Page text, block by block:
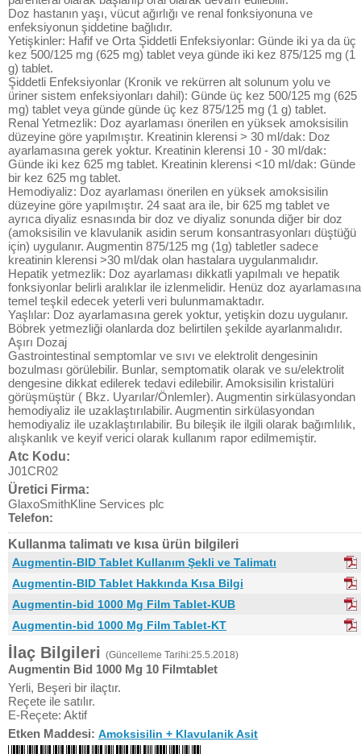
Doz hastanın yaşı, vücut ağırlığı ve renal fonksiyonuna ve
enfeksiyonun şiddetine bağlıdır.
Yetişkinler: Hafif ve Orta Şiddetli Enfeksiyonlar: Günde iki ya da üç
kez 500/125 mg (625 mg) tablet veya günde iki kez 875/125 mg (1
g) tablet.
Şiddetli Enfeksiyonlar (Kronik ve rekürren alt solunum yolu ve
üriner sistem enfeksiyonları dahil): Günde üç kez 500/125 mg (625
mg) tablet veya günde günde üç kez 875/125 mg (1 g) tablet.
Renal Yetmezlik: Doz ayarlaması önerilen en yüksek amoksisilin
düzeyine göre yapılmıştır. Kreatinin klerensi > 30 ml/dak: Doz
ayarlamasına gerek yoktur. Kreatinin klerensi 10 - 30 ml/dak:
Günde iki kez 625 mg tablet. Kreatinin klerensi <10 ml/dak: Günde
bir kez 625 mg tablet.
Hemodiyaliz: Doz ayarlaması önerilen en yüksek amoksisilin
düzeyine göre yapılmıştır. 24 saat ara ile, bir 625 mg tablet ve
ayrıca diyaliz esnasında bir doz ve diyaliz sonunda diğer bir doz
(amoksisilin ve klavulanik asidin serum konsantrasyonları düştüğü
için) uygulanır. Augmentin 875/125 mg (1g) tabletler sadece
kreatinin klerensi >30 ml/dak olan hastalara uygulanmalıdır.
Hepatik yetmezlik: Doz ayarlaması dikkatli yapılmalı ve hepatik
fonksiyonlar belirli aralıklar ile izlenmelidir. Henüz doz ayarlamasına
temel teşkil edecek yeterli veri bulunmamaktadır.
Yaşlılar: Doz ayarlamasına gerek yoktur, yetişkin dozu uygulanır.
Böbrek yetmezliği olanlarda doz belirtilen şekilde ayarlanmalıdır.
Aşırı Dozaj
Gastrointestinal semptomlar ve sıvı ve elektrolit dengesinin
bozulması görülebilir. Bunlar, semptomatik olarak ve su/elektrolit
dengesine dikkat edilerek tedavi edilebilir. Amoksisilin kristalüri
görüşmüştür ( Bkz. Uyarılar/Önlemler). Augmentin sirkülasyondan
hemodiyaliz ile uzaklaştırılabilir. Augmentin sirkülasyondan
hemodiyaliz ile uzaklaştırılabilir. Bu bileşik ile ilgili olarak bağımlılık,
alışkanlık ve keyif verici olarak kullanım rapor edilmemiştir.
Atc Kodu:
J01CR02
Üretici Firma:
GlaxoSmithKline Services plc
Telefon:
Kullanma talimatı ve kısa ürün bilgileri
Augmentin-BID Tablet Kullanım Şekli ve Talimatı
Augmentin-BID Tablet Hakkında Kısa Bilgi
Augmentin-bid 1000 Mg Film Tablet-KUB
Augmentin-bid 1000 Mg Film Tablet-KT
İlaç Bilgileri (Güncelleme Tarihi:25.5.2018)
Augmentin Bid 1000 Mg 10 Filmtablet
Yerli, Beşeri bir ilaçtır.
Reçete ile satılır.
E-Reçete: Aktif
Etken Maddesi: Amoksisilin + Klavulanik Asit